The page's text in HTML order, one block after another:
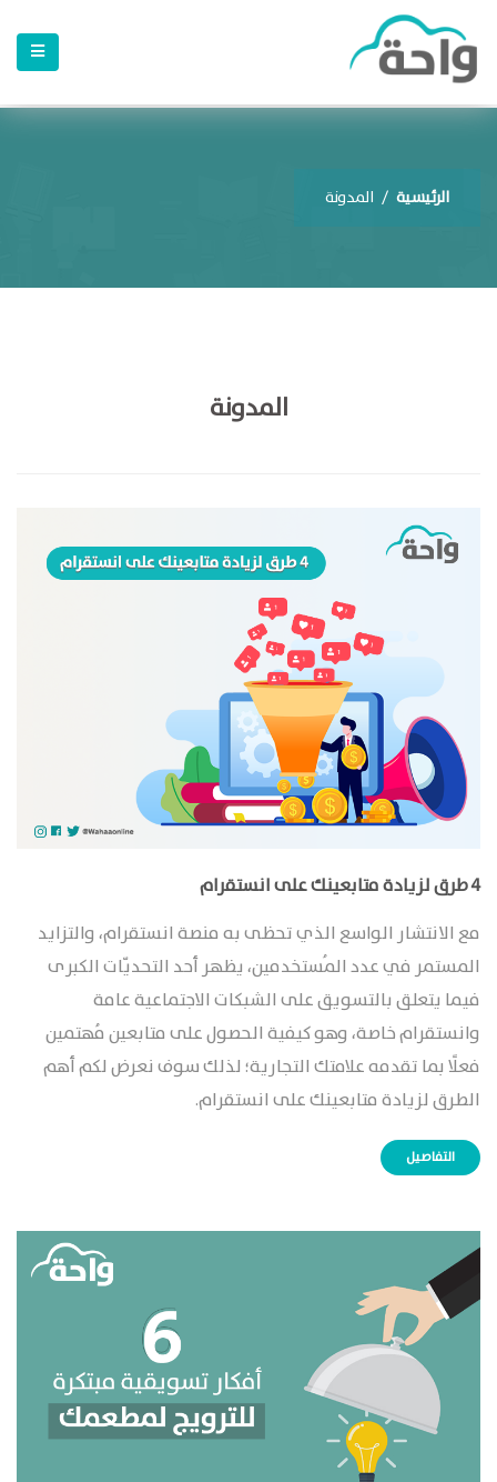
الرئيسية / المدونة
المدونة
4 طرق لزيادة متابعينك على انستقرام
مع الانتشار الواسع الذي تحظى به منصة انستقرام، والتزايد
المستمر في عدد المُستخدمين، يظهر أحد التحديّات الكبرى
فيما يتعلق بالتسويق على الشبكات الاجتماعية عامة
وانستقرام خاصة، وهو كيفية الحصول على متابعين مُهتمين
فعلًا بما تقدمه علامتك التجارية؛ لذلك سوف نعرض لكم أهم
الطرق لزيادة متابعينك على انستقرام.
التفاصيل